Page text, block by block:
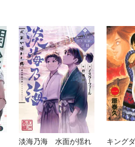
淡海乃海 水面が揺れ
キング